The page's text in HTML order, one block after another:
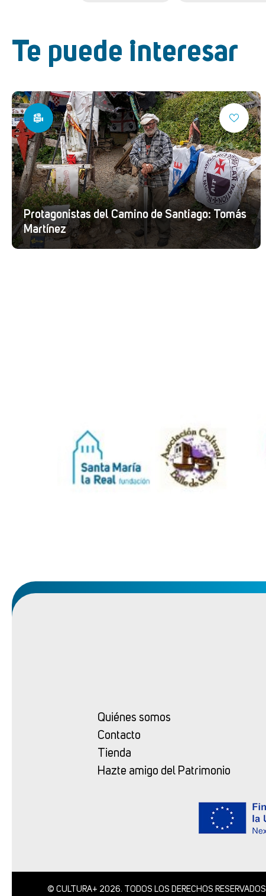
Te puede interesar
Protagonistas del Camino de Santiago: Tomás
Martínez
Quiénes somos
Contacto
Tienda
Hazte amigo del Patrimonio
© CULTURA+ 2026. TODOS LOS DERECHOS RESERVADOS